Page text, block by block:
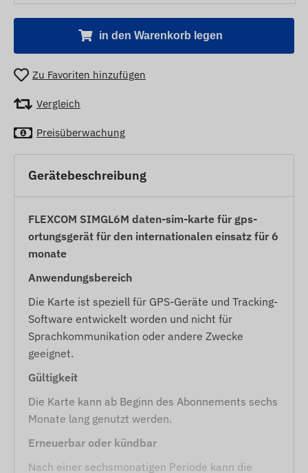
in den Warenkorb legen
Zu Favoriten hinzufügen
Vergleich
Preisüberwachung
Gerätebeschreibung
FLEXCOM SIMGL6M daten-sim-karte für gps-
ortungsgerät für den internationalen einsatz für 6
monate
Anwendungsbereich
Die Karte ist speziell für GPS-Geräte und Tracking-
Software entwickelt worden und nicht für
Sprachkommunikation oder andere Zwecke
geeignet.
Gültigkeit
Die Karte kann ab Beginn des Abonnements sechs
Monate lang genutzt werden.
Erneuerbar oder kündbar
Nach einer sechsmonatigen Periode kann die